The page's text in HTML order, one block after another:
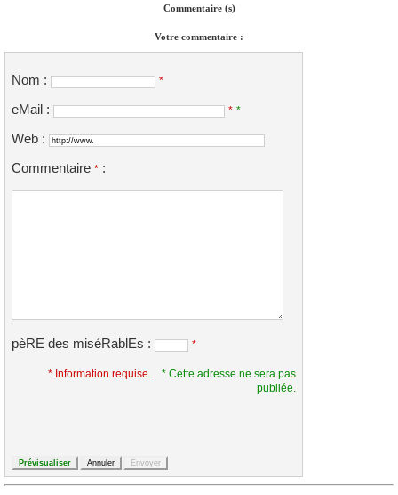
Commentaire (s)
Votre commentaire :
Nom : *
eMail : * *
Web :
Commentaire * :
pèRE des miséRablEs : *
* Information requise.
* Cette adresse ne sera pas
publiée.